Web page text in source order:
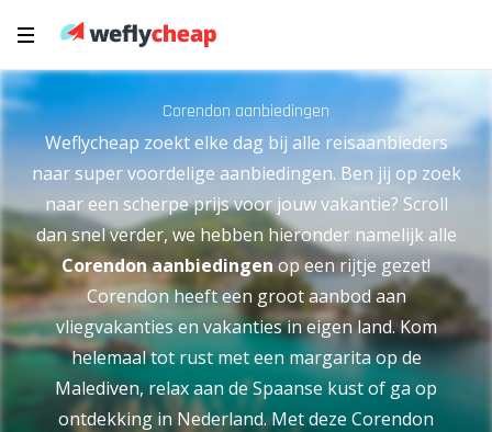
Corendon aanbiedingen
Weflycheap zoekt elke dag bij alle reisaanbieders
naar super voordelige aanbiedingen. Ben jij op zoek
naar een scherpe prijs voor jouw vakantie? Scroll
dan snel verder, we hebben hieronder namelijk alle
Corendon aanbiedingen op een rijtje gezet!
Corendon heeft een groot aanbod aan
vliegvakanties en vakanties in eigen land. Kom
helemaal tot rust met een margarita op de
Malediven, relax aan de Spaanse kust of ga op
ontdekking in Nederland. Met deze Corendon